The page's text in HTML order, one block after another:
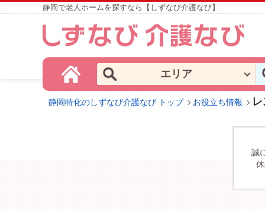
静岡で老人ホームを探すなら【しずなび介護なび】
エリア
静岡特化のしずなび介護なび トップ お役立ち情報
誠